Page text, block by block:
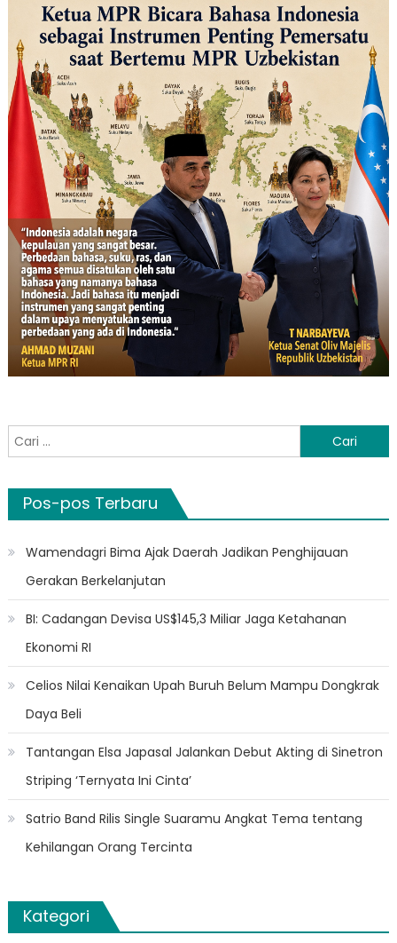
Cari
untuk:
Pos-pos Terbaru
Wamendagri Bima Ajak Daerah Jadikan Penghijauan
Gerakan Berkelanjutan
BI: Cadangan Devisa US$145,3 Miliar Jaga Ketahanan
Ekonomi RI
Celios Nilai Kenaikan Upah Buruh Belum Mampu Dongkrak
Daya Beli
Tantangan Elsa Japasal Jalankan Debut Akting di Sinetron
Striping ‘Ternyata Ini Cinta’
Satrio Band Rilis Single Suaramu Angkat Tema tentang
Kehilangan Orang Tercinta
Kategori